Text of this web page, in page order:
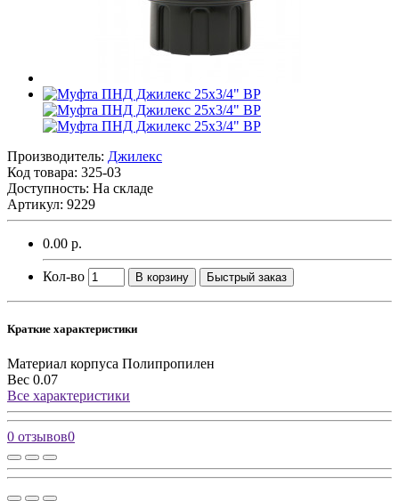
Производитель: Джилекс
Код товара: 325-03
Доступность: На складе
Артикул: 9229
0.00 р.
Кол-во В корзину Быстрый заказ
Краткие характеристики
Материал корпуса Полипропилен
Вес 0.07
Все характеристики
0 отзывов0